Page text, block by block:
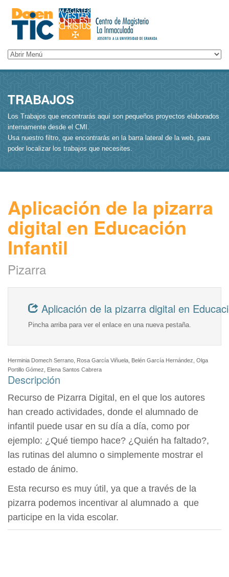
TRABAJOS
Los Trabajos que encontrarás aquí son pequeños proyectos elaborados
internamente desde el CMI.
Usa nuestro filtro, que encontrarás en la barra lateral de la web, para
poder localizar los trabajos que necesites.
Aplicación de la pizarra
digital en Educación
Infantil
Pizarra
Aplicación de la pizarra digital en
Pincha arriba para ver el enlace en una nueva pestaña.
Herminia Domech Serrano, Rosa García Viñuela, Belén García Hernández, Olga
Portillo Gómez, Elena Santos Cabrera
Descripción
Recurso de Pizarra Digital, en el que los autores
han creado actividades, donde el alumnado de
infantil puede usar en su día a día, como por
ejemplo: ¿Qué tiempo hace? ¿Quién ha faltado?,
las rutinas del alumno o simplemente mostrar el
estado de ánimo.
Esta recurso es muy útil, ya que a través de la
pizarra podemos incentivar al alumnado a que
participe en la vida escolar.